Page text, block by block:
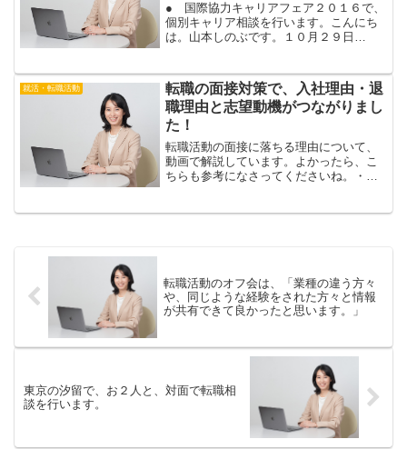
● 国際協力キャリアフェア２０１６で、
個別キャリア相談を行います。こんにち
は。山本しのぶです。１０月２９日
際協力キャリアフェアでのキャリア相談
は、３年前くらいから、担当...
就活・転職活動
転職の面接対策で、入社理由・退
職理由と志望動機がつながりまし
た！
転職活動の面接に落ちる理由について、
動画で解説しています。よかったら、こ
ちらも参考になさってくださいね。・転
転職活動のオフ会は、「業種の違う方々
や、同じような経験をされた方々と情報
が共有できて良かったと思います。」
東京の汐留で、お２人と、対面で転職相
談を行います。